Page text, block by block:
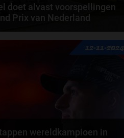
doet alvast voorspellingen
Prix van Nederland
alvast een aantal voorspellingen
aanstaande Grand Prix van...12-11-2024
wereldkampioen in